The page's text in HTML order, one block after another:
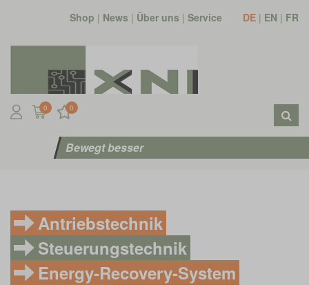
Shop | News | Über uns | Service DE | EN | FR
0 0
Bewegt besser
Antriebstechnik
Steuerungstechnik
Energy-Recovery-System